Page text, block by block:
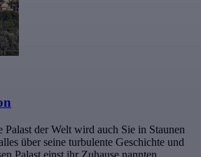
Palast der Welt wird auch Sie in Staunen
über seine turbulente Geschichte und